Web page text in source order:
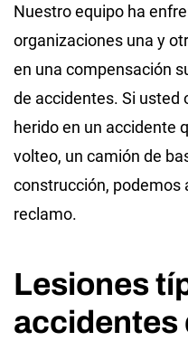
Nuestro equipo ha
organizaciones una y
en una compensación
de accidentes. Si usted
herido en un accidente
volteo, un camión de
construcción, podemos
reclamo.
Lesiones
accidentes